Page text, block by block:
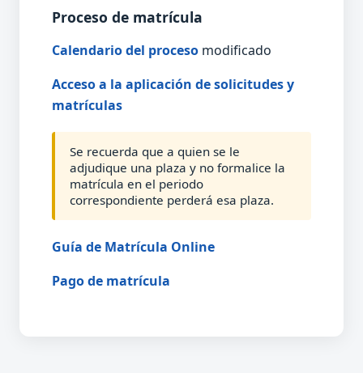
Proceso de matrícula
Calendario del proceso modificado
Acceso a la aplicación de solicitudes y
matrículas
Se recuerda que a quien se le
adjudique una plaza y no formalice la
matrícula en el periodo
correspondiente perderá esa plaza.
Guía de Matrícula Online
Pago de matrícula